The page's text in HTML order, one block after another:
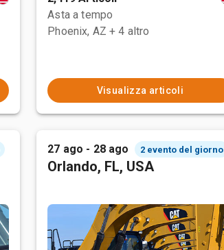
Asta a tempo
Phoenix, AZ + 4 altro
Visualizza articoli
27 ago - 28 ago 2 evento del giorno
Orlando, FL, USA